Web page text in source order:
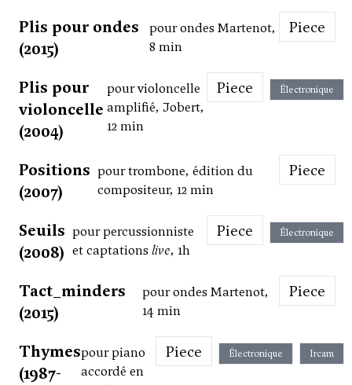
Plis pour ondes
(2015)
pour ondes Martenot,
8 min
Piece
Plis pour
violoncelle
(2004)
pour violoncelle
amplifié, Jobert,
12 min
Piece Électronique
Positions
(2007)
pour trombone, édition du
compositeur, 12 min
Piece
Seuils
(2008)
pour percussionniste
et captations live, 1h
Piece Électronique
Tact_minders
(2015)
pour ondes Martenot,
14 min
Piece
Thymes
(1987-
pour piano
accordé en
Piece Électronique Ircam